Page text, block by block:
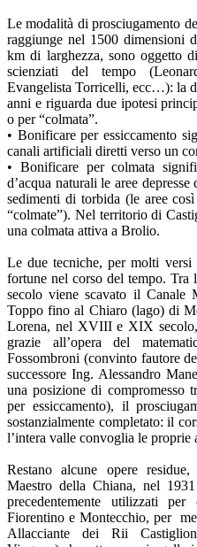
Le modalità di prosciugamento
raggiunge nel 1500 dimensioni
km di larghezza, sono oggetto
scienziati del tempo
Evangelista Torricelli, ecc…): la
anni e riguarda due ipotesi
o per “colmata”.
• Bonificare per essiccamento
canali artificiali diretti verso un
• Bonificare per colmata
d’acqua naturali le aree
sedimenti di torbida (le aree
“colmate”). Nel territorio di
una colmata attiva a Brolio.
Le due tecniche, per molti versi
fortune nel corso del tempo.
secolo viene scavato il Canale
Toppo fino al Chiaro (lago) di
Lorena, nel XVIII e XIX
grazie all’opera del
Fossombroni (convinto fautore
successore Ing. Alessandro
una posizione di compromesso
per essiccamento), il
sostanzialmente completato: il
l’intera valle convoglia le proprie
Restano alcune opere
Maestro della Chiana, nel
precedentemente utilizzati
Fiorentino e Montecchio, per
Allacciante dei Rii